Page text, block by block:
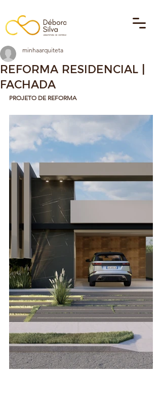
REFORMA RESIDENCIAL |
FACHADA
minhaarquiteta
PROJETO DE REFORMA